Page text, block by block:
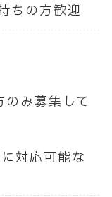
ちの方歓迎
み募集して
対応可能な